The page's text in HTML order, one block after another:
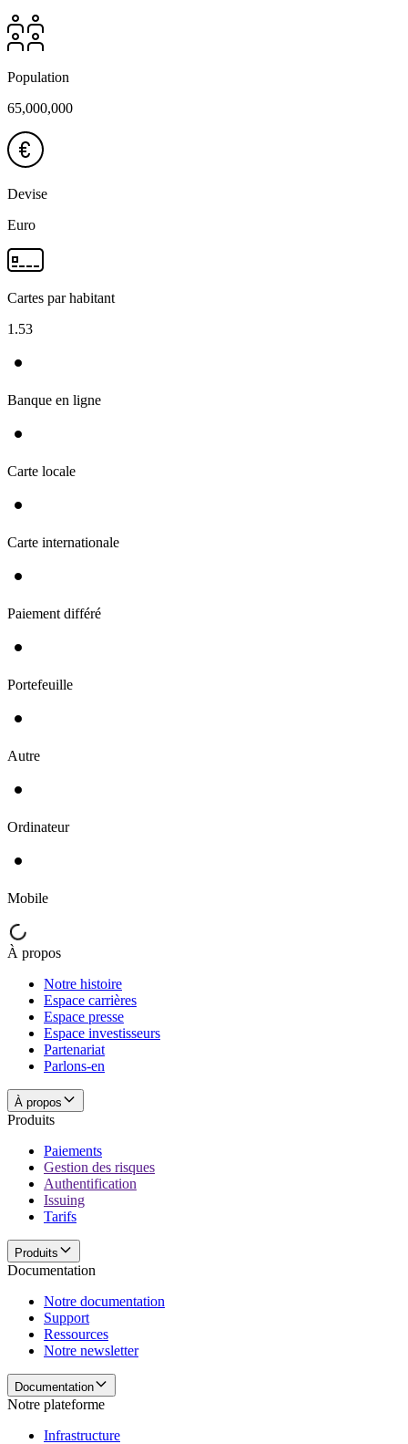
Population
65,000,000
Devise
Euro
Cartes par habitant
1.53
Banque en ligne
Carte locale
Carte internationale
Paiement différé
Portefeuille
Autre
Ordinateur
Mobile
À propos
Notre histoire
Espace carrières
Espace presse
Espace investisseurs
Partenariat
Parlons-en
À propos
Produits
Paiements
Gestion des risques
Authentification
Issuing
Tarifs
Produits
Documentation
Notre documentation
Support
Ressources
Notre newsletter
Documentation
Notre plateforme
Infrastructure